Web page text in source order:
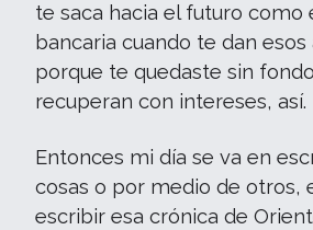
te saca hacia el futuro como
bancaria cuando te dan
porque te quedaste sin
recuperan con intereses, así.
Entonces mi día se va en
cosas o por medio de otros,
escribir esa crónica de